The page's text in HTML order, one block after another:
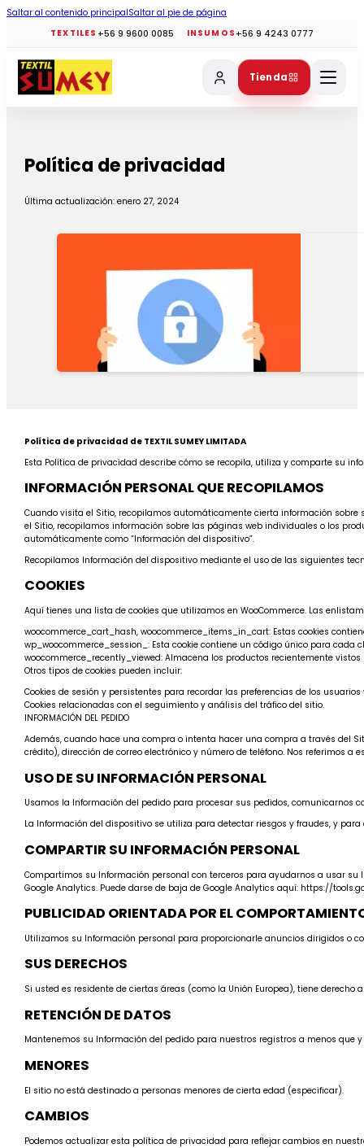
Saltar al contenido principalSaltar al pie de página
TEXTILES +56 9 9600 0085 INSUMOS +56 9 4243 0777
Tienda
Política de privacidad
Última actualización: enero 27, 2024
Política de privacidad de TEXTIL SUMEY LIMITADA
Esta Política de privacidad describe cómo se recopila, utiliza y comparte su
INFORMACIÓN PERSONAL QUE RECOPILAMOS
Cuando visita el Sitio, recopilamos automáticamente cierta información
el Sitio, recopilamos información sobre las páginas web individuales o los
automáticamente como “Información del dispositivo”.
Recopilamos Información del dispositivo mediante el uso de las siguientes
COOKIES
Aquí tienes una lista de cookies que utilizamos en WooCommerce. Las
woocommerce_cart_hash, woocommerce_items_in_cart: Estas cookies
wp_woocommerce_session_: Esta cookie contiene un código único para
woocommerce_recently_viewed: Almacena los productos recientemente
Otros tipos de cookies pueden incluir:
Cookies de sesión y persistentes para recordar las preferencias de los
Cookies relacionadas con el seguimiento y análisis del tráfico del sitio.
INFORMACIÓN DEL PEDIDO
Además, cuando hace una compra o intenta hacer una compra a través del
crédito), dirección de correo electrónico y número de teléfono. Nos referimos a
USO DE SU INFORMACIÓN PERSONAL
Usamos la Información del pedido para procesar sus pedidos, comunicarnos
La Información del dispositivo se utiliza para detectar riesgos y fraudes, y
COMPARTIR SU INFORMACIÓN PERSONAL
Compartimos su Información personal con terceros para ayudarnos a usar
Google Analytics. Puede darse de baja de Google Analytics aquí: https://
PUBLICIDAD ORIENTADA POR EL
Utilizamos su Información personal para proporcionarle anuncios dirigidos o
SUS DERECHOS
Si usted es residente de ciertas áreas (como la Unión Europea), tiene
RETENCIÓN DE DATOS
Mantenemos su Información del pedido para nuestros registros a menos que
MENORES
El sitio no está destinado a personas menores de cierta edad (especificar).
CAMBIOS
Podemos actualizar esta política de privacidad para reflejar cambios en